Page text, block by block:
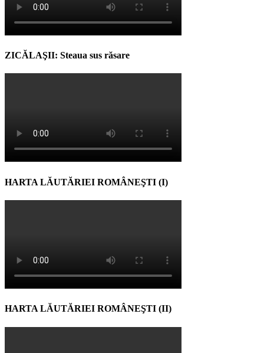
ZICĂLAŞII: Steaua sus răsare
HARTA LĂUTĂRIEI ROMÂNEŞTI (I)
HARTA LĂUTĂRIEI ROMÂNEŞTI (II)